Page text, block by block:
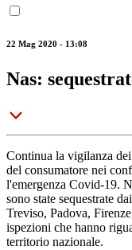
22 Mag 2020 - 13:08
Nas:
Continua la vigilanza
del consumatore nei
l'emergenza Covid-19.
sono state sequestrate
Treviso, Padova,
ispezioni che hanno
territorio nazionale.